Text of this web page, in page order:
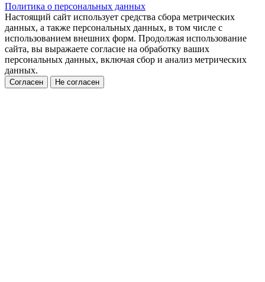
Политика о персональных данных
Настоящий сайт использует средства сбора метрических
данных, а также персональных данных, в том числе с
использованием внешних форм. Продолжая использование
сайта, вы выражаете согласие на обработку ваших
персональных данных, включая сбор и анализ метрических
данных.
Согласен Не согласен